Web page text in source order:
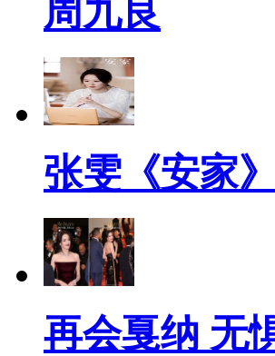
周九良
张雯《安家
再会戛纳 无